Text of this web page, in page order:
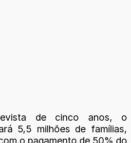
de cinco anos, o
5,5 milhões de famílias,
o pagamento de 50% do